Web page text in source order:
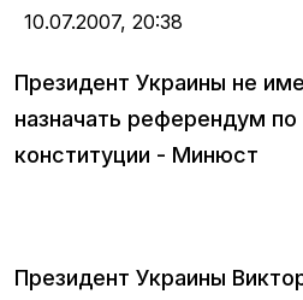
10.07.2007, 20:38
Президент Украины не
назначать референдум
конституции - Минюст
Президент Украины